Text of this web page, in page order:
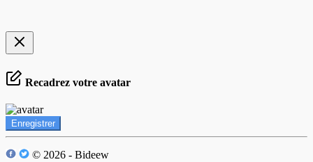
Recadrez votre avatar
Enregistrer
© 2026 - Bideew